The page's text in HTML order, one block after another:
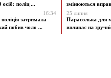
осіб: поліц ...
16:34
затримала
побив чоло ...
змінюються
25 липня
Парасолька для
впливає на